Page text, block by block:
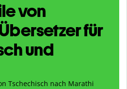
von
für
und
Tschechisch nach Marathi